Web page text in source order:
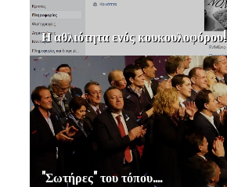
Η αθλιότητα ενός κουκουλοφόρου!
"Σωτήρες" του τόπου....